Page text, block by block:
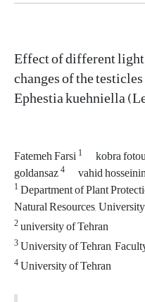
Effect of different
changes of the
Ephestia kuehniella
Fatemeh Farsi1 kobra
goldansaz4 vahid
1Department of Plant
Natural Resources,
2university of Tehran
3University of Tehran,
4University of Tehran